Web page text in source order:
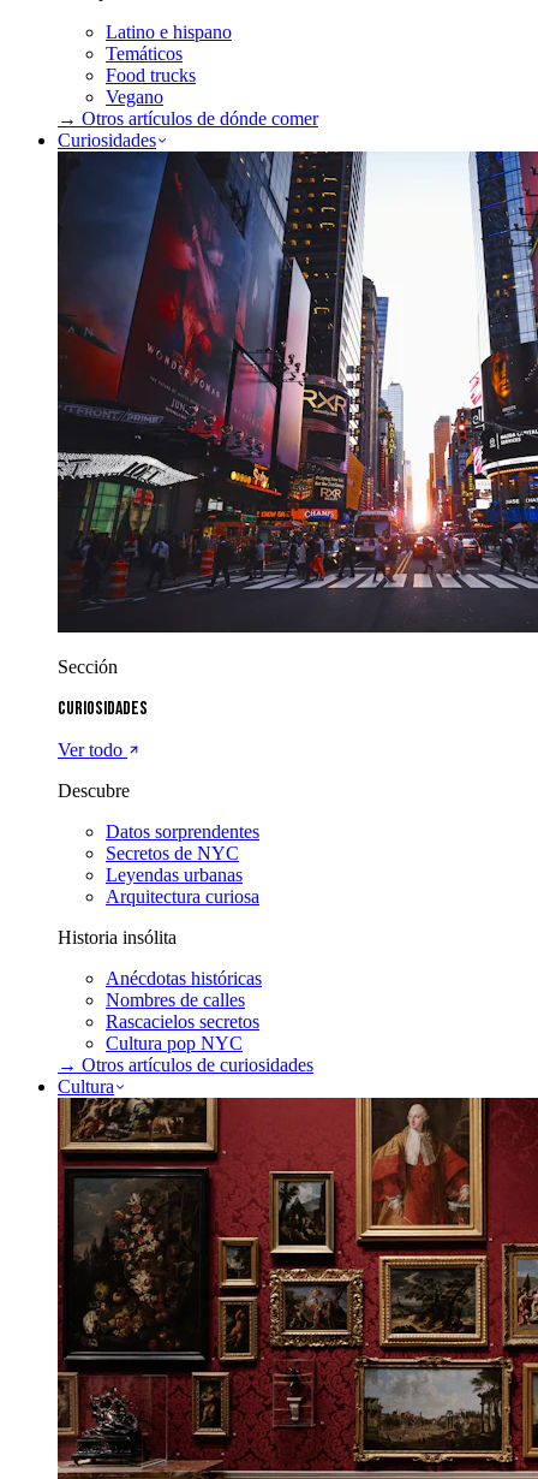
Latino e hispano
Temáticos
Food trucks
Vegano
→ Otros artículos de dónde comer
Curiosidades
Sección
Curiosidades
Ver todo
Descubre
Datos sorprendentes
Secretos de NYC
Leyendas urbanas
Arquitectura curiosa
Historia insólita
Anécdotas históricas
Nombres de calles
Rascacielos secretos
Cultura pop NYC
→ Otros artículos de curiosidades
Cultura